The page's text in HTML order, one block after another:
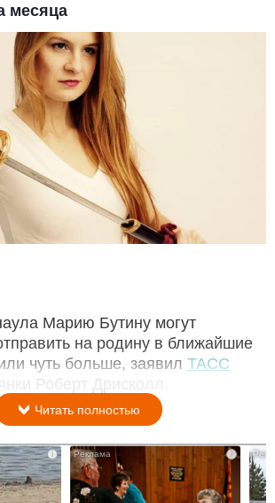
месяца
Марию Бутину могут
на родину в ближайшие
чуть больше, заявил ТАСС
Роберт Дрисколл.
Читать полностью
i i